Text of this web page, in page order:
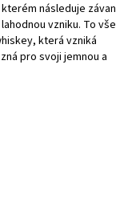
následuje závan
vzniku. To vše
která vzniká
pro svoji jemnou a